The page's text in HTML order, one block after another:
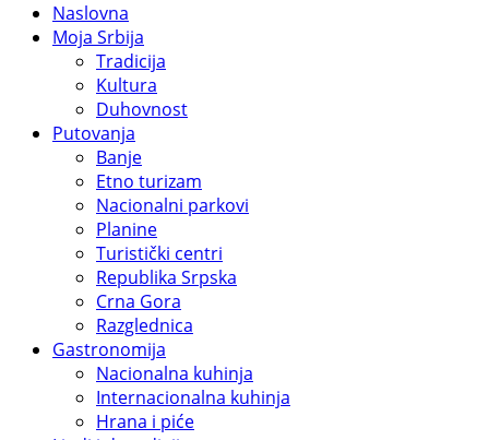
Naslovna
Moja Srbija
Tradicija
Kultura
Duhovnost
Putovanja
Banje
Etno turizam
Nacionalni parkovi
Planine
Turistički centri
Republika Srpska
Crna Gora
Razglednica
Gastronomija
Nacionalna kuhinja
Internacionalna kuhinja
Hrana i piće